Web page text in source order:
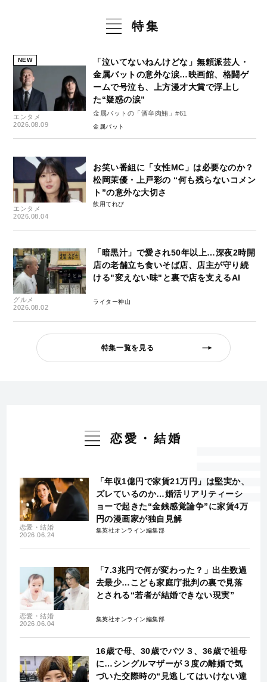
特集
NEW
エンタメ
2026.08.09
「泣いてないねんけどな」無頼派芸人・
金属バットの意外な涙…映画館、格闘ゲ
ームで号泣も、上方漫才大賞で浮上し
た“疑惑の涙”
金属バットの「酒辛肉鮪」#61
金属バット
エンタメ
2026.08.04
お笑い番組に「女性MC」は必要なのか？
松岡茉優・上戸彩の “何も残らないコメン
ト”の意外な大切さ
飲用てれび
グルメ
2026.08.02
「暗黒汁」で愛され50年以上…深夜2時開
店の老舗立ち食いそば店、店主が守り続
ける"変えない味"と裏で店を支えるAI
ライター神山
特集一覧を見る
恋愛・結婚
恋愛・結婚
2026.06.24
「年収1億円で家賃21万円」は堅実か、
ズレているのか…婚活リアリティーシ
ョーで起きた“金銭感覚論争”に家賃4万
円の漫画家が独自見解
集英社オンライン編集部
恋愛・結婚
2026.06.04
「7.3兆円で何が変わった？」出生数過
去最少…こども家庭庁批判の裏で見落
とされる“若者が結婚できない現実”
集英社オンライン編集部
16歳で母、30歳でバツ３、36歳で祖母
に…シングルマザーが３度の離婚で気
づいた交際時の“見逃してはいけない違